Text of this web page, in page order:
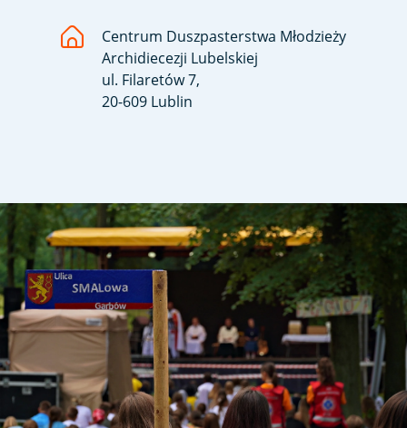
Centrum Duszpasterstwa Młodzieży
Archidiecezji Lubelskiej
ul. Filaretów 7,
20-609 Lublin